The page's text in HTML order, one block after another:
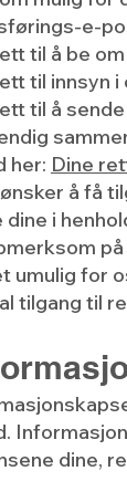
e-
til å be
til innsyn
til å
her: Dine
å få
dine i
på
umulig for
tilgang til
dine,